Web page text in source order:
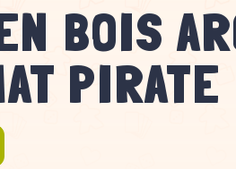
BOIS
PIRATE